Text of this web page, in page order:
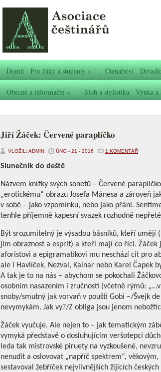
Domů Pro žáky a studenty» Čtenářství
Obecné a informační» Sloh a stylistika Výuka a
Jiří Žáček: Červené paraplíčko
VLOŽIL: ADMIN ÚNO - 21 - 2016 1 KOMENTÁŘ
Slunečník do deště
Názvem knížky svých sonetů – Červené
„erotickému“ obrazu Josefa Mánesa a zároveň
v sobě – jako vzpomínku, nebo jako přání.
tenhle příjemně kapesní svazek rozhodně
Být srozumitelný je výsadou básníků, kteří
jim obraznost a esprit) a kteří mají co říci.
aforistovi a epigramatikovi mu neschází cit pro
ale i Havlíček, Nezval, Kainar nebo Karel Čapek
A tak je to na nás – abychom se pokochali
osobním nasazením i zručností (včetně rýmů:
snoby/smutný jak vorvaň v poušti Gobi –/Švejk
nevymykám. Jak vy?/Z obliga jsou jenom
Žáček vyučuje. Ale nejen to – jak tematickým
vymyká představě o dosluhujícím veršotepci
leda tak mistrovské piruety na vyzkoušené,
nenudit a oslovovat „napříč spektrem“,
sestavoval žebříček nejvlivnějších žijících